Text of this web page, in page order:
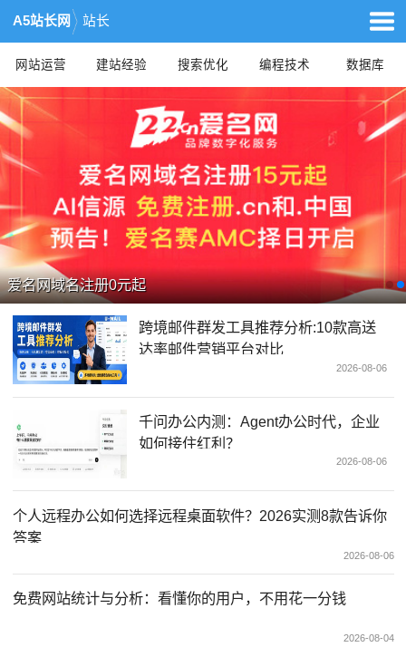
A5站长网 站长
网站运营 建站经验 搜索优化 编程技术 数据库
爱名网域名注册0元起
跨境邮件群发工具推荐分析:10款高送
达率邮件营销平台对比
2026-08-06
千问办公内测：Agent办公时代，企业
如何接住红利？
2026-08-06
个人远程办公如何选择远程桌面软件？2026实测8款告诉你
答案
2026-08-06
免费网站统计与分析：看懂你的用户，不用花一分钱
2026-08-04